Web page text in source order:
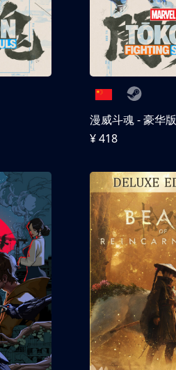
漫威斗魂 - 豪华版
¥ 418